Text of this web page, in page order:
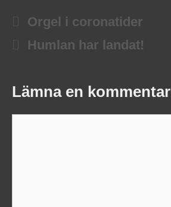
Orgel i coronatider
Humlan har landat!
Lämna en kommentar